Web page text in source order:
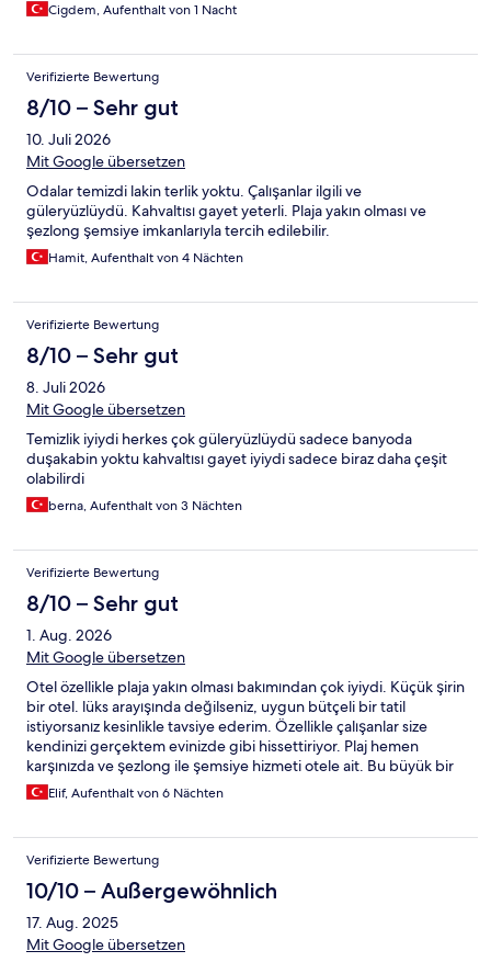
Cigdem, Aufenthalt von 1 Nacht
Verifizierte Bewertung
8/10 – Sehr gut
10. Juli 2026
Mit Google übersetzen
Odalar temizdi lakin terlik yoktu. Çalışanlar ilgili ve
güleryüzlüydü. Kahvaltısı gayet yeterli. Plaja yakın olması ve
şezlong şemsiye imkanlarıyla tercih edilebilir.
Hamit, Aufenthalt von 4 Nächten
Verifizierte Bewertung
8/10 – Sehr gut
8. Juli 2026
Mit Google übersetzen
Temizlik iyiydi herkes çok güleryüzlüydü sadece banyoda
duşakabin yoktu kahvaltısı gayet iyiydi sadece biraz daha çeşit
olabilirdi
berna, Aufenthalt von 3 Nächten
Verifizierte Bewertung
8/10 – Sehr gut
1. Aug. 2026
Mit Google übersetzen
Otel özellikle plaja yakın olması bakımından çok iyiydi. Küçük şirin
bir otel. lüks arayışında değilseniz, uygun bütçeli bir tatil
istiyorsanız kesinlikle tavsiye ederim. Özellikle çalışanlar size
kendinizi gerçektem evinizde gibi hissettiriyor. Plaj hemen
karşınızda ve şezlong ile şemsiye hizmeti otele ait. Bu büyük bir
artı. Odada klima ve mini buzdolabı da var. Ancak kettle su kahve
gibi hizmetleri yok. Benim için tek eksik banyoda duşakabin
Genel olarak güzeldi. Çalışanlara teşekkür ederim.
Elif, Aufenthalt von 6 Nächten
Verifizierte Bewertung
10/10 – Außergewöhnlich
17. Aug. 2025
Mit Google übersetzen